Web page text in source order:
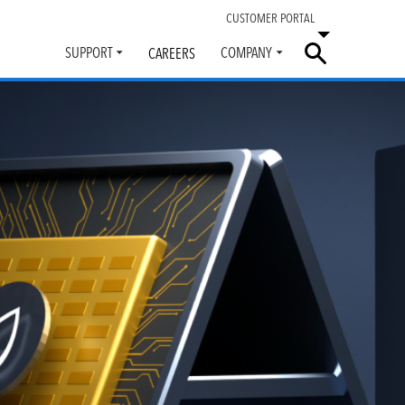
CUSTOMER PORTAL
SUPPORT
Toggle
submenu
CAREERS COMPANY
Toggle
submenu